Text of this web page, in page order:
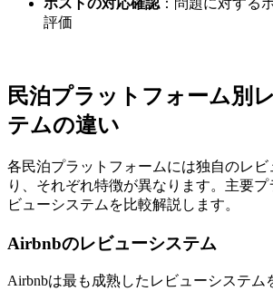
ホストの対応確認 ：問題に対する
評価
民泊プラットフォーム別
テムの違い
各民泊プラットフォームには独自のレビ
り、それぞれ特徴が異なります。主要
ビューシステムを比較解説します。
Airbnbのレビューシステム
Airbnbは最も成熟したレビューシステム